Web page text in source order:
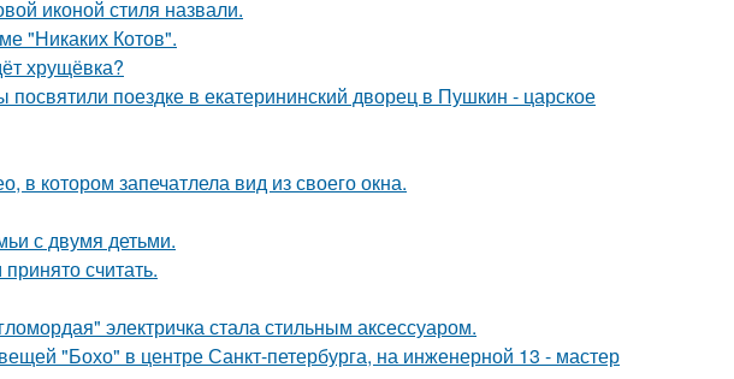
иконой стиля назвали.
"Никаких Котов".
хрущёвка?
посвятили поездке в екатерининский дворец в Пушкин - царское
в котором запечатлела вид из своего окна.
с двумя детьми.
считать.
электричка стала стильным аксессуаром.
"Бохо" в центре Санкт-петербурга, на инженерной 13 - мастер